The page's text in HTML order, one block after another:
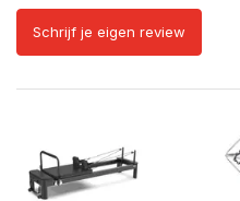
Schrijf je eigen review